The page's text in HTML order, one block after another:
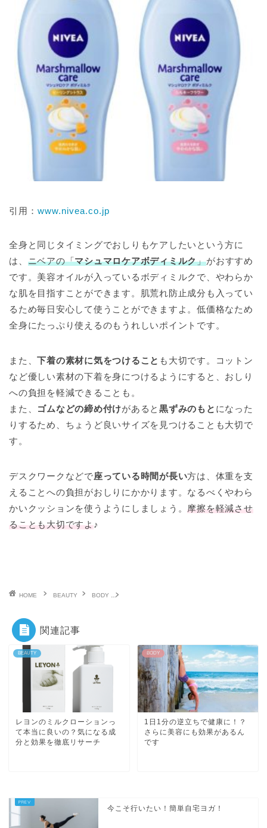
引用： www.nivea.co.jp
全身と同じタイミングでおしりもケアしたいという方に
は、 ニベアの「マシュマロケアボディミルク」がおすすめ
です。美容オイルが入っているボディミルクで、やわらか
な肌を目指すことができます。肌荒れ防止成分も入ってい
るため毎日安心して使うことができますよ。低価格なため
全身にたっぷり使えるのもうれしいポイントです。
また、下着の素材に気をつけること も大切です。コットン
など優しい素材の下着を身につけるようにすると、おしり
への負担を軽減できることも。
また、
ゴムなどの締め付けがあると黒ずみのもと になった
りするため、ちょうど良いサイズを見つけることも大切で
す。
デスクワークなどで座っている時間が長い方は、体重を支
えることへの負担がおしりにかかります。なるべくやわら
かいクッションを使うようにしましょう。 摩擦を軽減させ
ることも大切ですよ ♪
HOME BEAUTY BODY
関連記事
BEAUTY
レヨンのミルクローションっ
て本当に良いの？気になる成
分と効果を徹底リサーチ
BODY
1日1分の逆立ちで健康に！？
さらに美容にも効果があるん
です
今こそ行いたい！簡単自宅ヨガ！